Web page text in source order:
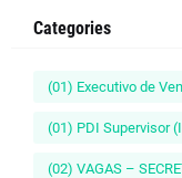
Categories
(01) Executivo de
(01) PDI Supervisor
(02) VAGAS –